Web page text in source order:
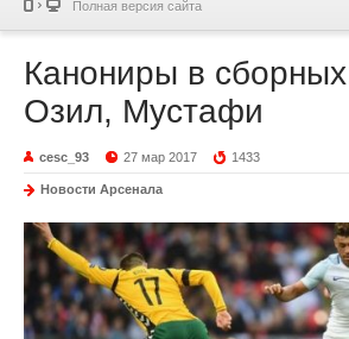
Полная версия сайта
Канониры в
Озил, Мустафи
cesc_93 27 мар 2017 1433
Новости Арсенала